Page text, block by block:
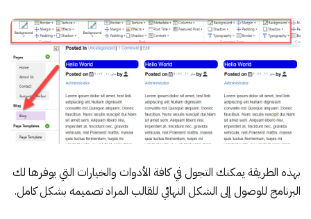
بهذه الطريقة يمكنك التجول في كافة الأدوات والخيارات التي يوفرها لك
البرنامج للوصول إلى الشكل النهائي للقالب المراد تصميمه بشكل كامل.